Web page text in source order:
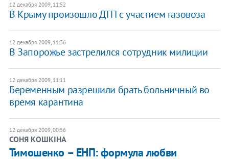
12 декабря 2009, 11:52
В Крыму произошло ДТП с участием газовоза
12 декабря 2009, 11:36
В Запорожье застрелился сотрудник милиции
12 декабря 2009, 11:11
Беременным разрешили брать больничный во
время карантина
12 декабря 2009, 00:56
СОНЯ КОШКІНА
Тимошенко – ЕНП: формула любви